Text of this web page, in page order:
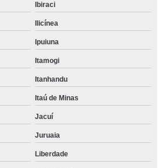
Ibiraci
Ilicínea
Ipuiuna
Itamogi
Itanhandu
Itaú de Minas
Jacuí
Juruaia
Liberdade